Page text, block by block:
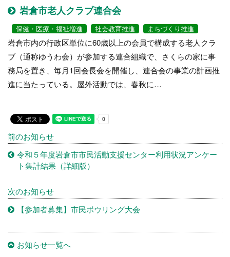
岩倉市老人クラブ連合会
保健・医療・福祉増進 社会教育推進 まちづくり推進
岩倉市内の行政区単位に60歳以上の会員で構成する老人クラ
ブ（通称ゆうわ会）が参加する連合組織で、さくらの家に事
務局を置き、毎月1回会長会を開催し、連合会の事業の計画推
進に当たっている。屋外活動では、春秋に…
前のお知らせ
令和５年度岩倉市市民活動支援センター利用状況アンケー
ト集計結果（詳細版）
次のお知らせ
【参加者募集】市民ボウリング大会
お知らせ一覧へ